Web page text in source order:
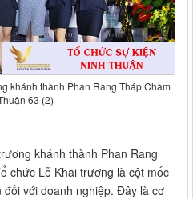
khánh thành Phan Rang Tháp Chàm
63 (2)
khánh thành Phan Rang
chức Lễ Khai trương là cột mốc
với doanh nghiệp. Đây là cơ